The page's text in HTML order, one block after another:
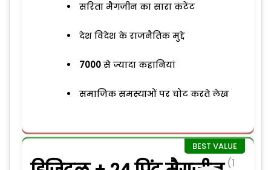
सरिता मैगजीन का सारा कंटेंट
देश विदेश के राजनैतिक मुद्दे
7000से ज्यादा कहानियां
समाजिक समस्याओं पर चोट करते लेख
(1